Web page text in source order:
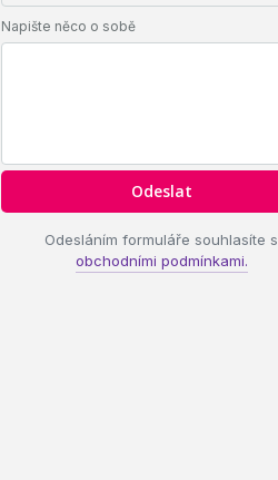
Napište něco o sobě
Odesláním formuláře souhlasíte s
obchodními podmínkami.